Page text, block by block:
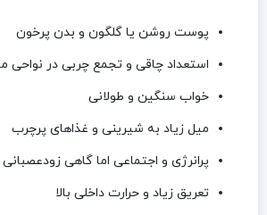
پوست روشن یا گلگون و بدن پرخون
استعداد چاقی و تجمع چربی در نواحی
خواب سنگین و طولانی
میل زیاد به شیرینی و غذاهای پرچرب
پرانرژی و اجتماعی اما گاهی زودعصبانی
تعریق زیاد و حرارت داخلی بالا